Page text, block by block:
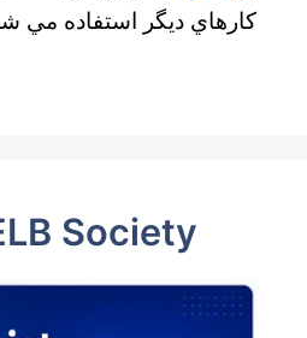
كارهاي ديگر استفاده مي
Society